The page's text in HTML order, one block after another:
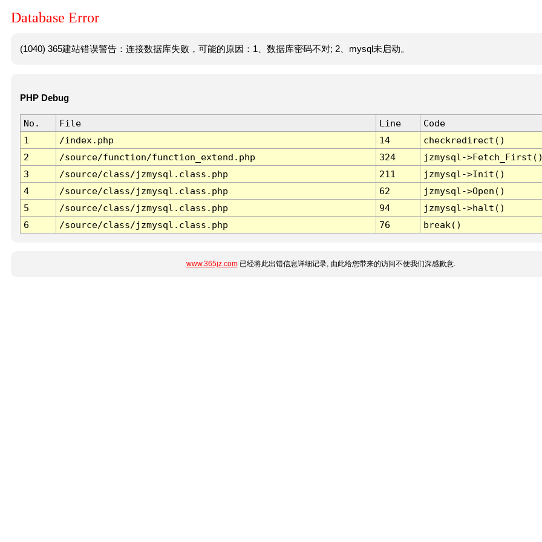
Database Error
(1040) 365建站错误警告：连接数据库失败，可能的原因：1、数据库密码不对; 2、mysql未启动。
PHP Debug
No. File Line
Code
1
/index.php 14
checkredirect()
2
/source/function/function_extend.php 324
jzmysql-
3
/source/class/jzmysql.class.php 211
jzmysql->Init()
4
/source/class/jzmysql.class.php 62
jzmysql->Open()
5
/source/class/jzmysql.class.php 94
jzmysql->halt()
6
/source/class/jzmysql.class.php 76 break()
www.365jz.com已经将此出错信息详细记录, 由此给您带来的访问不便我们深感歉意.